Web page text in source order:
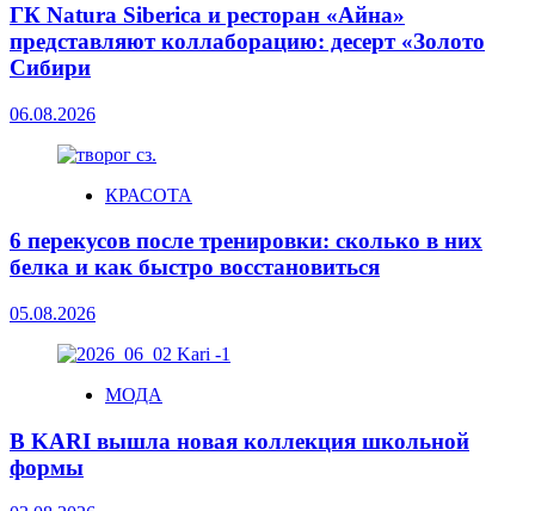
ГК Natura Siberica и ресторан «Айна»
представляют коллаборацию: десерт «Золото
Сибири
06.08.2026
КРАСОТА
6 перекусов после тренировки: сколько в них
белка и как быстро восстановиться
05.08.2026
МОДА
В KARI вышла новая коллекция школьной
формы